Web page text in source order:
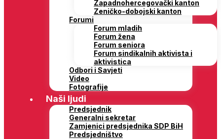
Zapadnohercegovački kanton
Zeničko-dobojski kanton
Forumi
Forum mladih
Forum žena
Forum seniora
Forum sindikalnih aktivista i
aktivistica
Odbori i Savjeti
Video
Fotografije
Naši ljudi
Predsjednik
Generalni sekretar
Zamjenici predsjednika SDP BiH
Predsjedništvo